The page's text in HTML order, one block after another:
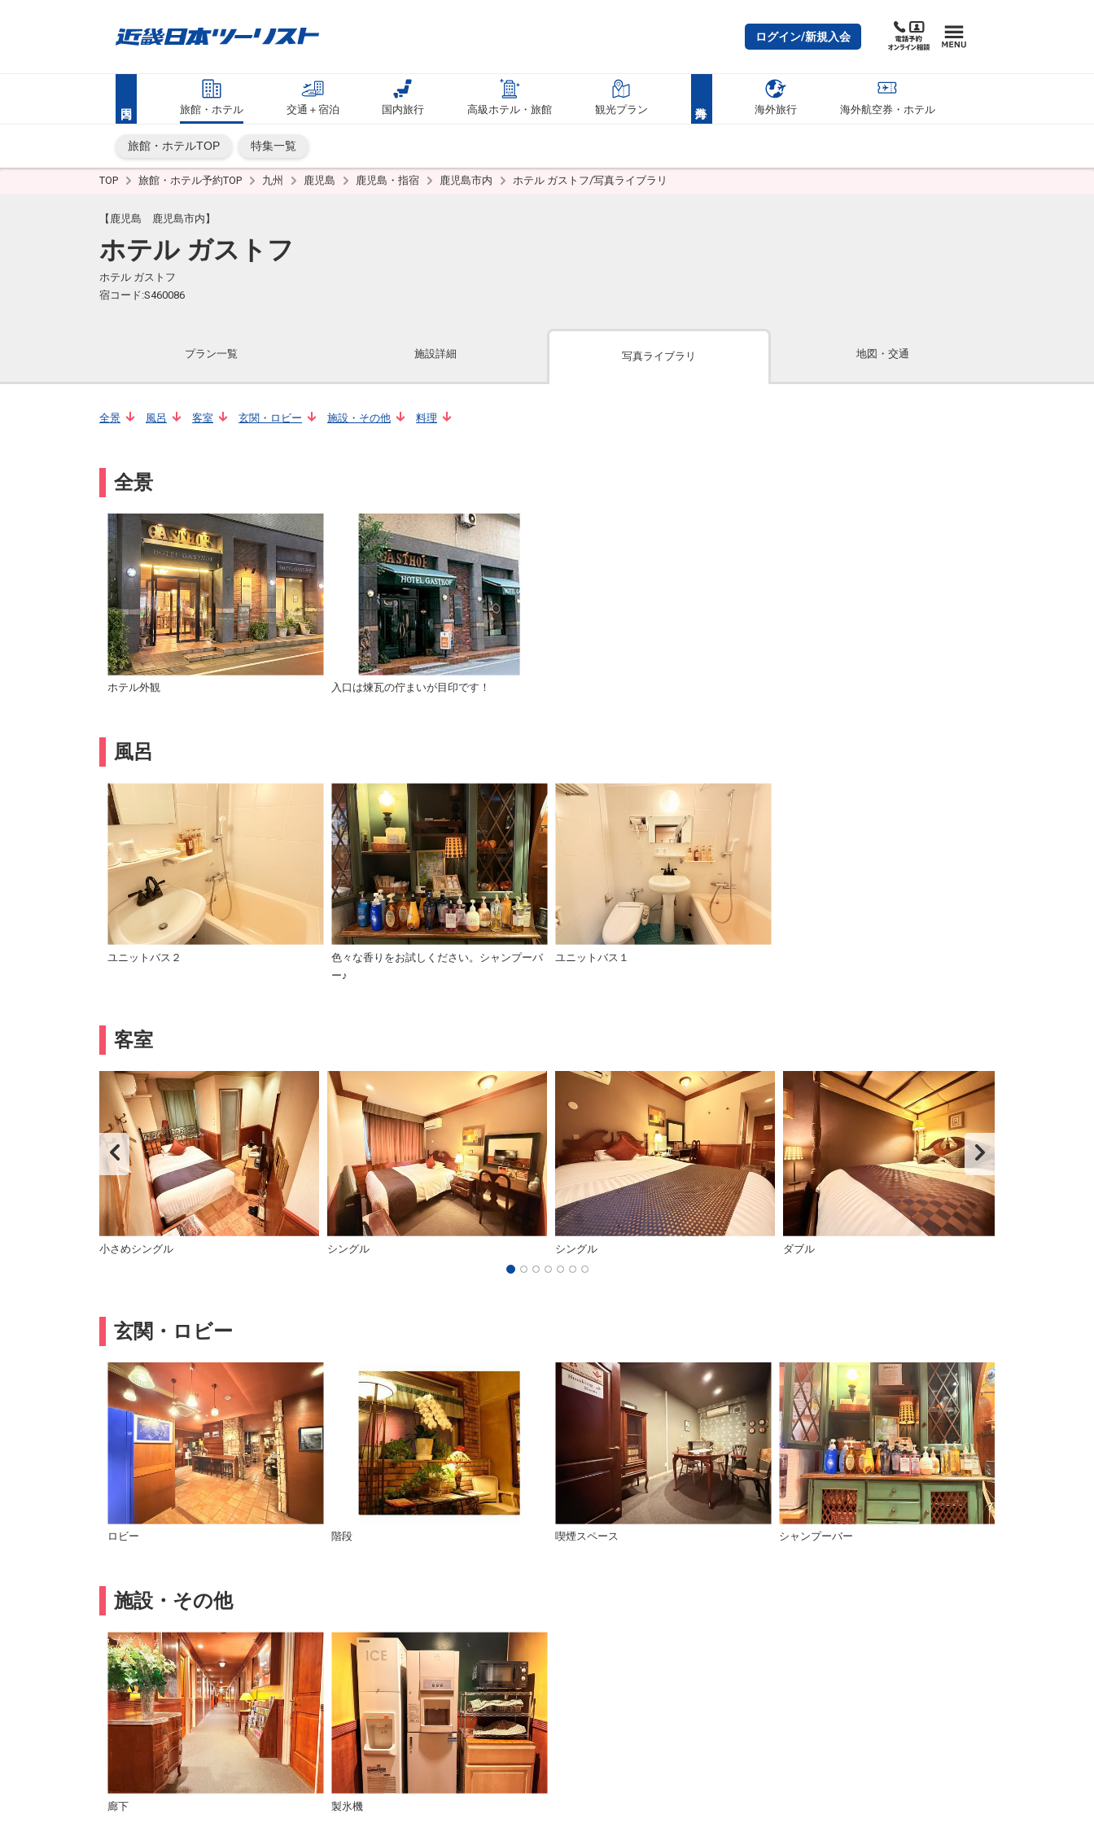
ログイン/新規入会
旅館・ホテル 交通＋宿泊 国内旅行 高級ホテル・旅館 観光プラン 海外旅行 海外航空券・ホテル
旅館・ホテルTOP 特集一覧
TOP 旅館・ホテル予約TOP 九州 鹿児島 鹿児島・指宿 鹿児島市内 ホテル ガストフ/写真ライブラリ
【鹿児島 鹿児島市内】
ホテル ガストフ
ホテル ガストフ
宿コード:S460086
プラン一覧 施設詳細 写真ライブラリ 地図・交通
全景 風呂 客室 玄関・ロビー 施設・その他 料理
全景
ホテル外観 入口は煉瓦の佇まいが目印です！
風呂
ユニットバス２
色々な香りをお試しください。シャンプーバ
ー♪
ユニットバス１
客室
小さめシングル シングル シングル ダブル
玄関・ロビー
ロビー 階段 喫煙スペース シャンプーバー
施設・その他
廊下 製氷機